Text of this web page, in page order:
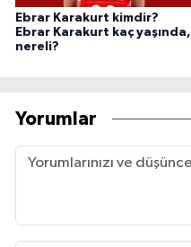
Ebrar Karakurt kimdir?
Ebrar Karakurt kaç yaşında,
nereli?
Yorumlar